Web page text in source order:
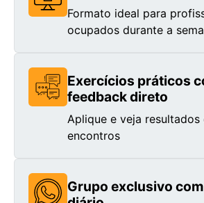
Formato ideal para
ocupados durante a
Exercícios práticos
feedback direto
Aplique e veja resultados
encontros
Grupo exclusivo